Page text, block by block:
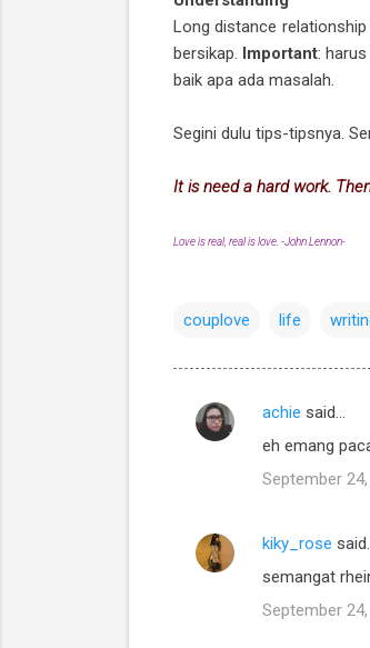
Long distance
bersikap. Important:
baik apa ada masalah.
Segini dulu tips-tipsnya.
It is need a hard work.
Love is real, real is love. -John Lennon-
couplove life
C
e
achie said…
eh emang
September
kiky_rose
semangat
September